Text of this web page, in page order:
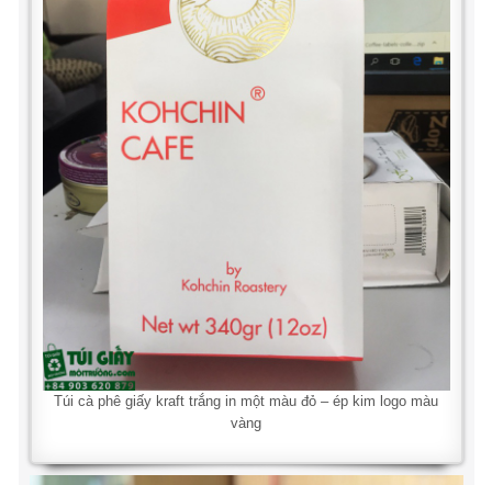
Túi cà phê giấy kraft trắng in một màu đỏ – ép kim logo màu
vàng